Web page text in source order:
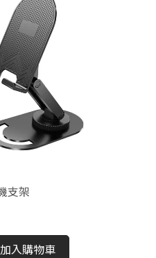
支架
加入購物車